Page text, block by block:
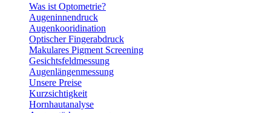
Was ist Optometrie?
Augeninnendruck
Augenkooridination
Optischer Fingerabdruck
Makulares Pigment Screening
Gesichtsfeldmessung
Augenlängenmessung
Unsere Preise
Kurzsichtigkeit
Hornhautanalyse